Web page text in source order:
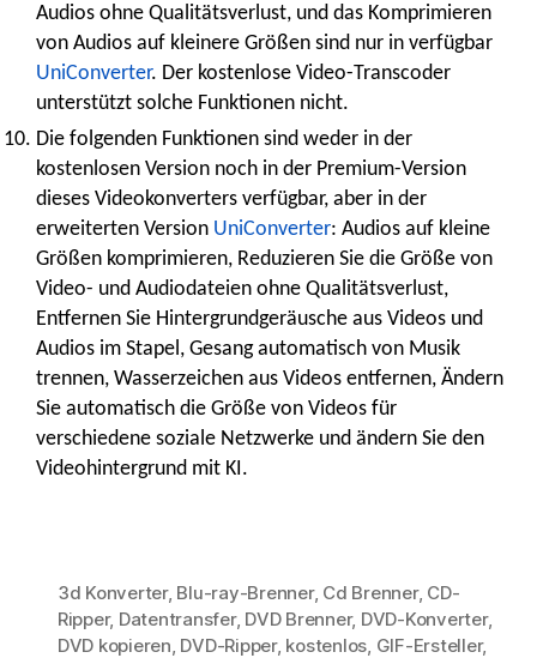
Audios ohne Qualitätsverlust, und das Komprimieren
von Audios auf kleinere Größen sind nur in verfügbar
UniConverter. Der kostenlose Video-Transcoder
unterstützt solche Funktionen nicht.
Die folgenden Funktionen sind weder in der
kostenlosen Version noch in der Premium-Version
dieses Videokonverters verfügbar, aber in der
erweiterten Version UniConverter: Audios auf kleine
Größen komprimieren, Reduzieren Sie die Größe von
Video- und Audiodateien ohne Qualitätsverlust,
Entfernen Sie Hintergrundgeräusche aus Videos und
Audios im Stapel, Gesang automatisch von Musik
trennen, Wasserzeichen aus Videos entfernen, Ändern
Sie automatisch die Größe von Videos für
verschiedene soziale Netzwerke und ändern Sie den
Videohintergrund mit KI.
3d Konverter, Blu-ray-Brenner, Cd Brenner, CD-
Ripper, Datentransfer, DVD Brenner, DVD-Konverter,
DVD kopieren, DVD-Ripper, kostenlos, GIF-Ersteller,